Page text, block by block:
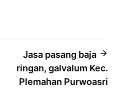
Jasa pasang baja
ringan, galvalum Kec.
Plemahan Purwoasri